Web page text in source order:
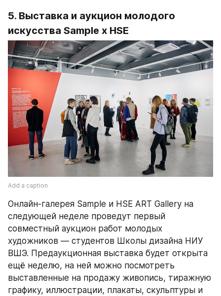
5. Выставка и аукцион молодого
искусства Sample x HSE
Add a caption
Онлайн-галерея Sample и HSE ART Gallery на
следующей неделе проведут первый
совместный аукцион работ молодых
художников — студентов Школы дизайна НИУ
ВШЭ. Предаукционная выставка будет открыта
ещё неделю, на ней можно посмотреть
выставленные на продажу живопись, тиражную
графику, иллюстрации, плакаты, скульптуры и